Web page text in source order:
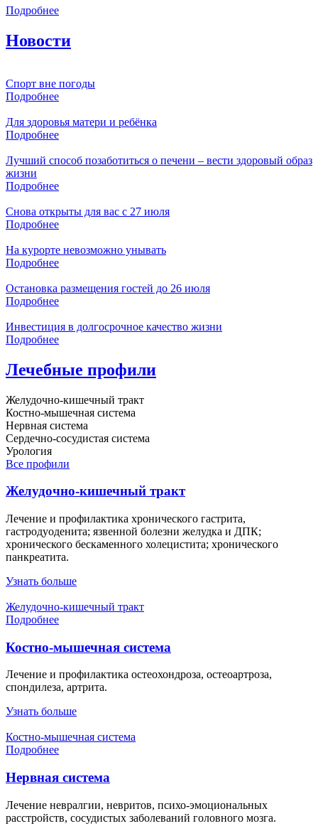
Подробнее
Новости
Спорт вне погоды
Подробнее
Для здоровья матери и ребёнка
Подробнее
Лучший способ позаботиться о печени – вести здоровый образ
жизни
Подробнее
Снова открыты для вас с 27 июля
Подробнее
На курорте невозможно унывать
Подробнее
Остановка размещения гостей до 26 июля
Подробнее
Инвестиция в долгосрочное качество жизни
Подробнее
Лечебные профили
Желудочно-кишечный тракт
Костно-мышечная система
Нервная система
Сердечно-сосудистая система
Урология
Все профили
Желудочно-кишечный тракт
Лечение и профилактика хронического гастрита,
гастродуоденита; язвенной болезни желудка и ДПК;
хронического бескаменного холецистита; хронического
панкреатита.
Узнать больше
Желудочно-кишечный тракт
Подробнее
Костно-мышечная система
Лечение и профилактика остеохондроза, остеоартроза,
спондилеза, артрита.
Узнать больше
Костно-мышечная система
Подробнее
Нервная система
Лечение невралгии, невритов, психо-эмоциональных
расстройств, сосудистых заболеваний головного мозга.